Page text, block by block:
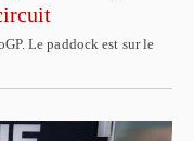
Le paddock est sur le